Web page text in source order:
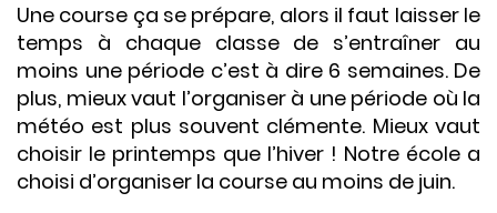
Une course ça se prépare, alors il faut laisser le
temps à chaque classe de s’entraîner au
moins une période c’est à dire 6 semaines. De
plus, mieux vaut l’organiser à une période où la
météo est plus souvent clémente. Mieux vaut
choisir le printemps que l’hiver ! Notre école a
choisi d’organiser la course au moins de juin.